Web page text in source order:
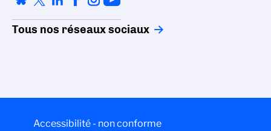
Tous nos réseaux sociaux
Accessibilité - non conforme